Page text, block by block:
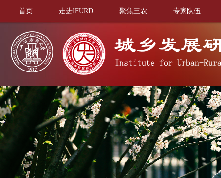
首页 走进IFURD 聚焦三农 专家队伍